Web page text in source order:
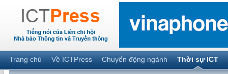
Trang chủ Về ICTPress Chuyển động ngành Thời sự ICT